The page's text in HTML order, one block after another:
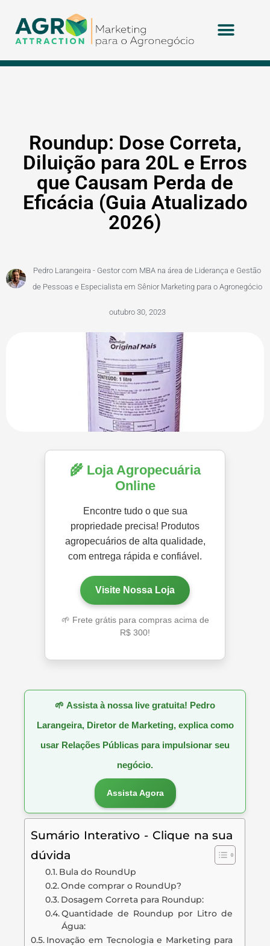
Roundup: Dose Correta,
Diluição para 20L e Erros
que Causam Perda de
Eficácia (Guia Atualizado
2026)
Pedro Larangeira - Gestor com MBA na área de Liderança e Gestão
de Pessoas e Especialista em Sênior Marketing para o Agronegócio
outubro 30, 2023
🌾 Loja Agropecuária
Online
Encontre tudo o que sua
propriedade precisa! Produtos
agropecuários de alta qualidade,
com entrega rápida e confiável.
Visite Nossa Loja
🌱 Frete grátis para compras acima de
R$ 300!
🌱 Assista à nossa live gratuita! Pedro
Larangeira, Diretor de Marketing, explica como
usar Relações Públicas para impulsionar seu
negócio.
Assista Agora
Sumário Interativo - Clique na sua
dúvida
Bula do RoundUp
Onde comprar o RoundUp?
Dosagem Correta para Roundup:
Quantidade de Roundup por Litro de
Água:
Inovação em Tecnologia e Marketing para